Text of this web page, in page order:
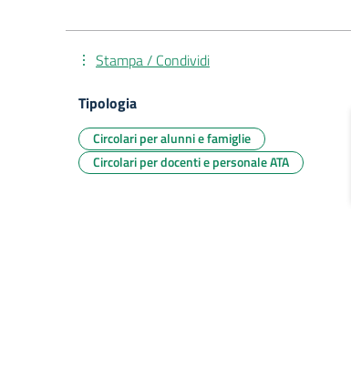
Stampa / Condividi
Tipologia
Circolari per alunni e famiglie
Circolari per docenti e personale ATA